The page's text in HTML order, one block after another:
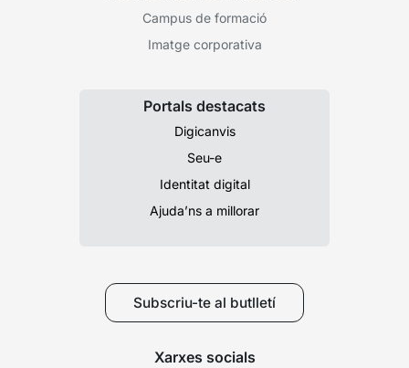
Campus de formació
Imatge corporativa
Portals destacats
Digicanvis
Seu-e
Identitat digital
Ajuda’ns a millorar
Subscriu-te al butlletí
Xarxes socials